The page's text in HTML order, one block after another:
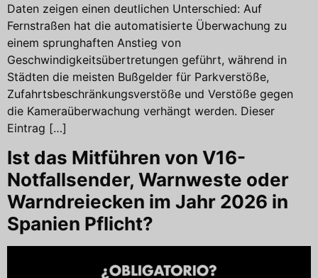
Daten zeigen einen deutlichen Unterschied: Auf
Fernstraßen hat die automatisierte Überwachung zu
einem sprunghaften Anstieg von
Geschwindigkeitsübertretungen geführt, während in
Städten die meisten Bußgelder für Parkverstöße,
Zufahrtsbeschränkungsverstöße und Verstöße gegen
die Kameraüberwachung verhängt werden. Dieser
Eintrag […]
Ist das Mitführen von V16-
Notfallsender, Warnweste oder
Warndreiecken im Jahr 2026 in
Spanien Pflicht?